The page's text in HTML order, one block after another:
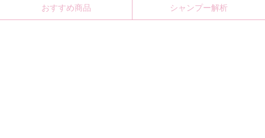
おすすめ商品 シャンプー解析